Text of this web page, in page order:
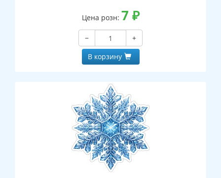
Цена розн: 7 ₽
−
+
В корзину